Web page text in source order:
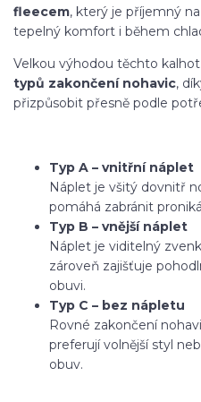
fleecem, který je příjemný
tepelný komfort i během
Velkou výhodou těchto
typů zakončení nohavic,
přizpůsobit přesně podle
Typ A – vnitřní náplet
Náplet je všitý dovnitř
pomáhá zabránit
Typ B – vnější náplet
Náplet je viditelný
zároveň zajišťuje
obuvi.
Typ C – bez nápletu
Rovné zakončení
preferují volnější styl
obuv.